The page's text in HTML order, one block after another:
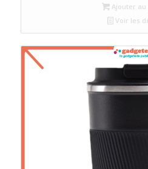
Ajouter au
Voir les